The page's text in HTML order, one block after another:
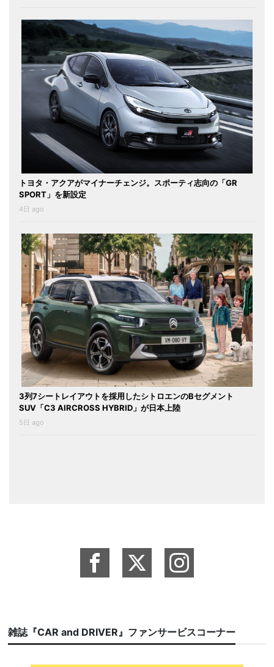
トヨタ・アクアがマイナーチェンジ。スポーティ志向の「GR
SPORT」を新設定
4日 ago
3列7シートレイアウトを採用したシトロエンのBセグメント
SUV「C3 AIRCROSS HYBRID」が日本上陸
5日 ago
雑誌『CAR and DRIVER』ファンサービスコーナー